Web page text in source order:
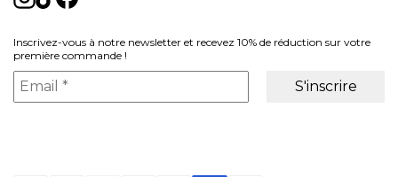
Inscrivez-vous à notre newsletter et recevez 10% de réduction sur votre
première commande !